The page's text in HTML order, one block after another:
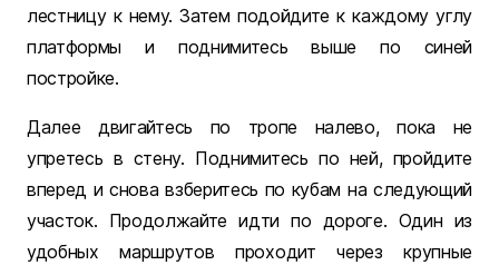
лестницу к нему. Затем подойдите к каждому углу
платформы и поднимитесь выше по синей
постройке.
Далее двигайтесь по тропе налево, пока не
упретесь в стену. Поднимитесь по ней, пройдите
вперед и снова взберитесь по кубам на следующий
участок. Продолжайте идти по дороге. Один из
удобных маршрутов проходит через крупные